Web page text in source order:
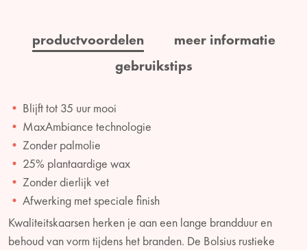
productvoordelen
meer informatie
gebruikstips
Blijft tot 35 uur mooi
MaxAmbiance technologie
Zonder palmolie
25% plantaardige wax
Zonder dierlijk vet
Afwerking met speciale finish
Kwaliteitskaarsen herken je aan een lange brandduur en
behoud van vorm tijdens het branden. De Bolsius rustieke